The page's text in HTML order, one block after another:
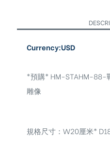
Currency:USD
*預購* HM-STAHM-88-
雕像
規格尺寸：W20厘米*